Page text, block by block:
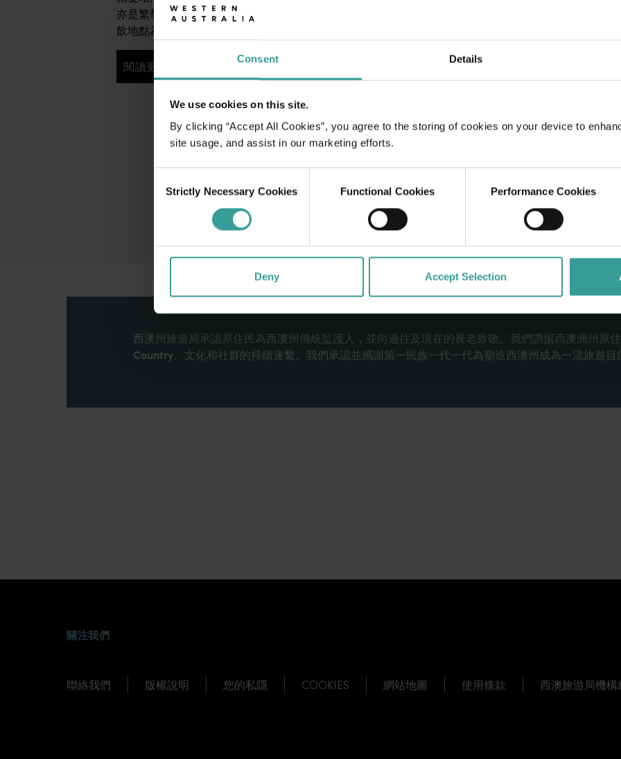
Consent Details
We use cookies on this site.
By clicking “Accept All Cookies”, you agree to the storing of cookies on your device to
site usage, and assist in our marketing efforts.
Selection
Strictly Necessary Cookies Functional Cookies Performance Cookies
Deny Accept Selection
亦是繁華熱鬧的文化樞紐。這裡的自然景點和富有想像力的餐
飲地點為您寫下田園詩篇般的美好開始。
閱讀更多
閱讀更多
西澳州旅遊局承認原住民為西澳州傳統監護人，並向過往及現在的長老致敬。我們讚揚西澳洲州原
Country、文化和社群的持續連繫。我們承認並感謝第一民族一代一代為塑造西澳州成為一流旅遊目
關注我們
聯絡我們 版權說明 您的私隱 COOKIES 網站地圖 使用條款 西澳旅游局機構